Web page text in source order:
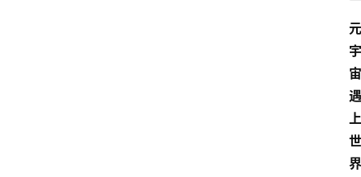
元
宇
宙
遇
上
世
界